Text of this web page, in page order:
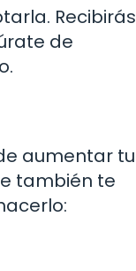
Recibirás
de
aumentar tu
también te